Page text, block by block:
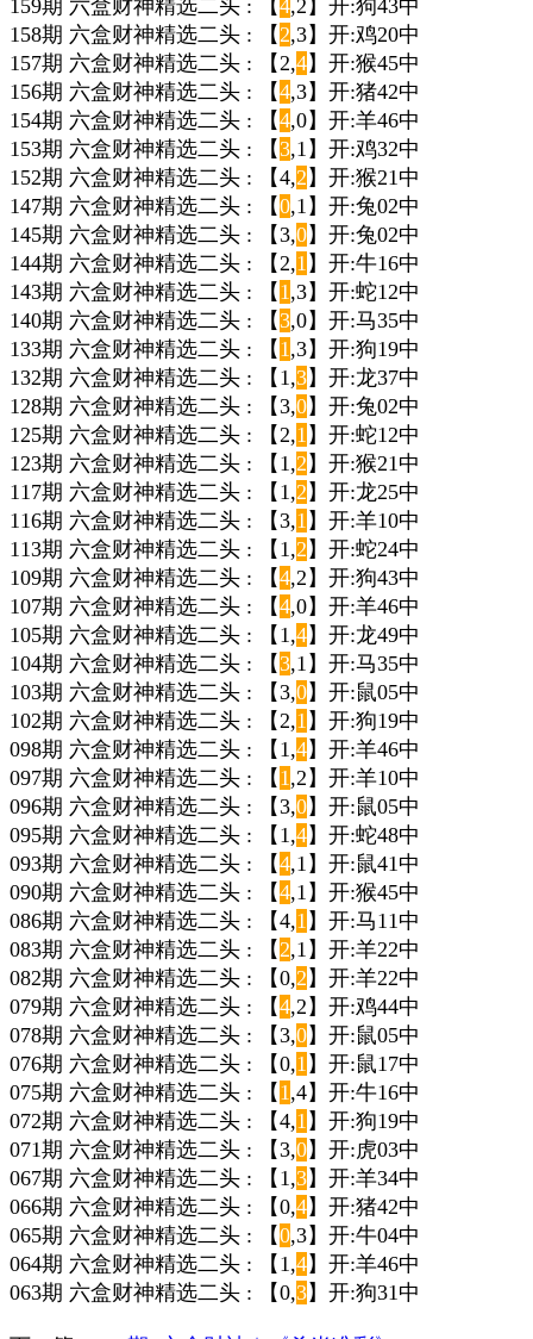
159期 六盒财神精选二头 : 【4,2】开:狗43中
158期 六盒财神精选二头 : 【2,3】开:鸡20中
157期 六盒财神精选二头 : 【2,4】开:猴45中
156期 六盒财神精选二头 : 【4,3】开:猪42中
154期 六盒财神精选二头 : 【4,0】开:羊46中
153期 六盒财神精选二头 : 【3,1】开:鸡32中
152期 六盒财神精选二头 : 【4,2 】开:猴21中
147期 六盒财神精选二头 : 【0,1】开:兔02中
145期 六盒财神精选二头 : 【3,0】开:兔02中
144期 六盒财神精选二头 : 【2,1 】开:牛16中
143期 六盒财神精选二头 : 【 1,3】开:蛇12中
140期 六盒财神精选二头 : 【3,0】开:马35中
133期 六盒财神精选二头 : 【 1,3】开:狗19中
132期 六盒财神精选二头 : 【1,3】开:龙37中
128期 六盒财神精选二头 : 【3,0】开:兔02中
125期 六盒财神精选二头 : 【2,1 】开:蛇12中
123期 六盒财神精选二头 : 【1,2 】开:猴21中
117期 六盒财神精选二头 : 【1,2 】开:龙25中
116期 六盒财神精选二头 : 【3,1 】开:羊10中
113期 六盒财神精选二头 : 【1,2 】开:蛇24中
109期 六盒财神精选二头 : 【4,2】开:狗43中
107期 六盒财神精选二头 : 【4,0】开:羊46中
105期 六盒财神精选二头 : 【1,4】开:龙49中
104期 六盒财神精选二头 : 【3,1】开:马35中
103期 六盒财神精选二头 : 【3,0】开:鼠05中
102期 六盒财神精选二头 : 【2,1 】开:狗19中
098期 六盒财神精选二头 : 【1,4】开:羊46中
097期 六盒财神精选二头 : 【 1,2】开:羊10中
096期 六盒财神精选二头 : 【3,0】开:鼠05中
095期 六盒财神精选二头 : 【1,4】开:蛇48中
093期 六盒财神精选二头 : 【4,1】开:鼠41中
090期 六盒财神精选二头 : 【4,1】开:猴45中
086期 六盒财神精选二头 : 【4,1 】开:马11中
083期 六盒财神精选二头 : 【2,1】开:羊22中
082期 六盒财神精选二头 : 【0,2 】开:羊22中
079期 六盒财神精选二头 : 【4,2】开:鸡44中
078期 六盒财神精选二头 : 【3,0】开:鼠05中
076期 六盒财神精选二头 : 【0,1 】开:鼠17中
075期 六盒财神精选二头 : 【 1,4】开:牛16中
072期 六盒财神精选二头 : 【4,1 】开:狗19中
071期 六盒财神精选二头 : 【3,0】开:虎03中
067期 六盒财神精选二头 : 【1,3】开:羊34中
066期 六盒财神精选二头 : 【0,4】开:猪42中
065期 六盒财神精选二头 : 【0,3】开:牛04中
064期 六盒财神精选二头 : 【1,4】开:羊46中
063期 六盒财神精选二头 : 【0,3】开:狗31中